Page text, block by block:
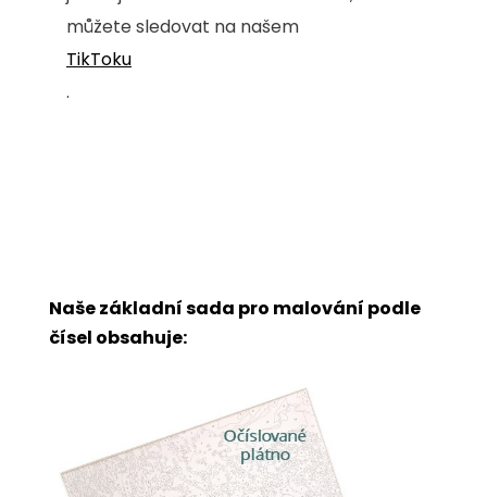
můžete sledovat na našem
TikToku
.
Naše základní sada pro malování podle
čísel obsahuje: